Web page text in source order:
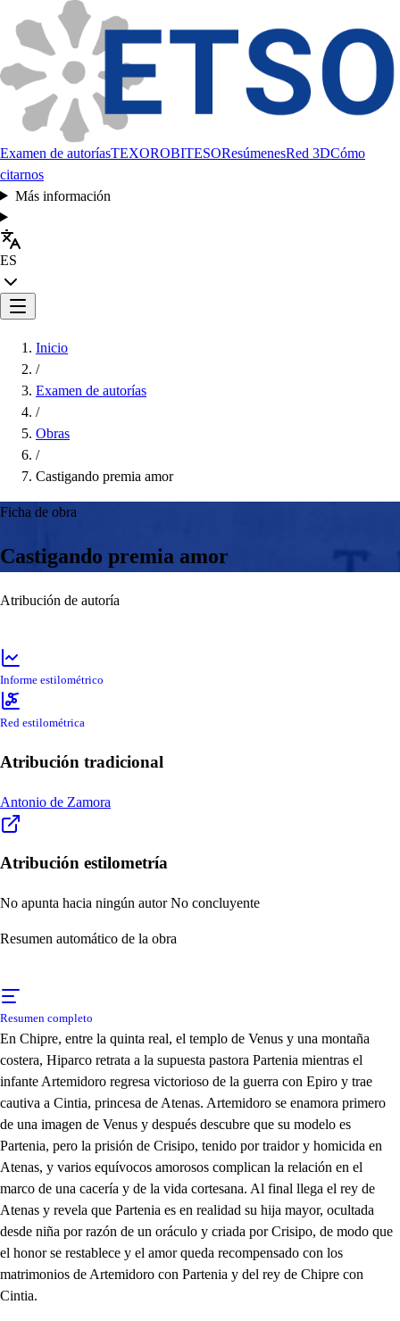
Examen de autoríasTEXOROBITESOResúmenesRed 3DCómo
citarnos
Más información
ES
Inicio
/
Examen de autorías
/
Obras
/
Castigando premia amor
Ficha de obra
Castigando premia amor
Atribución de autoría
Informe estilométrico
Red estilométrica
Atribución tradicional
Antonio de Zamora
Atribución estilometría
No apunta hacia ningún autor No concluyente
Resumen automático de la obra
Resumen completo
En Chipre, entre la quinta real, el templo de Venus y una montaña
costera, Hiparco retrata a la supuesta pastora Partenia mientras el
infante Artemidoro regresa victorioso de la guerra con Epiro y trae
cautiva a Cintia, princesa de Atenas. Artemidoro se enamora primero
de una imagen de Venus y después descubre que su modelo es
Partenia, pero la prisión de Crisipo, tenido por traidor y homicida en
Atenas, y varios equívocos amorosos complican la relación en el
marco de una cacería y de la vida cortesana. Al final llega el rey de
Atenas y revela que Partenia es en realidad su hija mayor, ocultada
desde niña por razón de un oráculo y criada por Crisipo, de modo que
el honor se restablece y el amor queda recompensado con los
matrimonios de Artemidoro con Partenia y del rey de Chipre con
Cintia.